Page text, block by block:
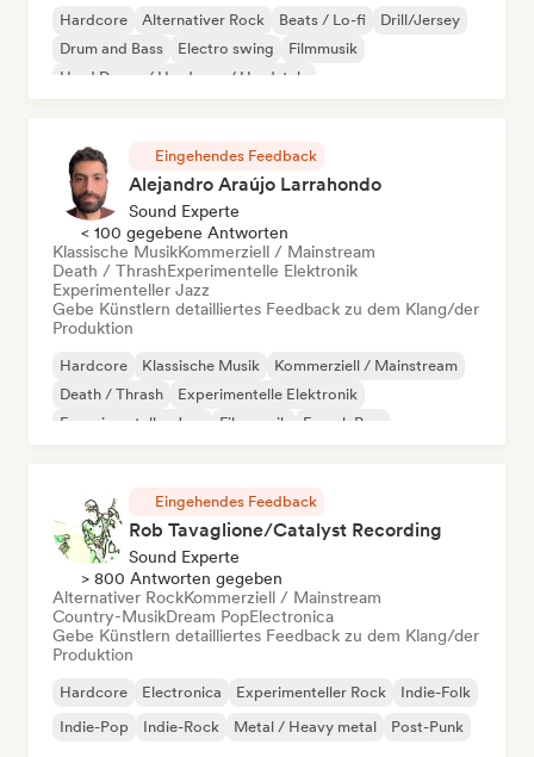
Hardcore Alternativer Rock Beats / Lo-fi
Drill/Jersey
Drum and Bass
Electro swing
Filmmusik
Hard Dance / Hardcore / Hardstyle
Eingehendes Feedback
Alejandro Araújo Larrahondo
Sound Experte
< 100 gegebene Antworten
Klassische MusikKommerziell / Mainstream
Death / ThrashExperimentelle Elektronik
Experimenteller Jazz
Gebe Künstlern detailliertes Feedback zu dem Klang/der
Produktion
Hardcore Klassische Musik
Kommerziell / Mainstream
Death / Thrash
Experimentelle Elektronik
Experimenteller Jazz
Filmmusik French Pop
Eingehendes Feedback
Rob Tavaglione/Catalyst Recording
Sound Experte
> 800 Antworten gegeben
Alternativer RockKommerziell / Mainstream
Country-MusikDream PopElectronica
Gebe Künstlern detailliertes Feedback zu dem Klang/der
Produktion
Hardcore Electronica Experimenteller Rock
Indie-Folk
Indie-Pop
Indie-Rock Metal / Heavy metal Post-Punk